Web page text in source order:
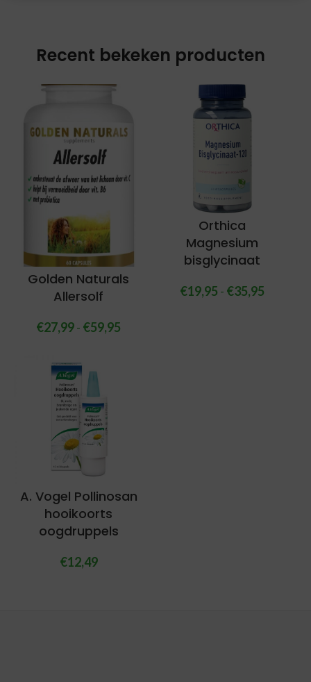
Recent bekeken producten
Golden Naturals
Allersolf
€27,99- €59,95
Orthica
Magnesium
bisglycinaat
€19,95 - €35,95
A. Vogel Pollinosan
hooikoorts
oogdruppels
€12,49